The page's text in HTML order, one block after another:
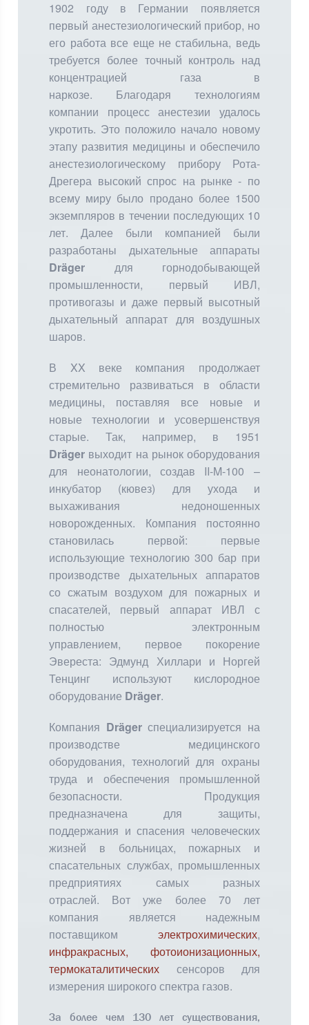
1902 году в Германии появляется
первый анестезиологический прибор, но
его работа все еще не стабильна, ведь
требуется более точный контроль над
концентрацией газа в
наркозе. Благодаря технологиям
компании процесс анестезии удалось
укротить. Это положило начало новому
этапу развития медицины и обеспечило
анестезиологическому прибору Рота-
Дрегера высокий спрос на рынке - по
всему миру было продано более 1500
экземпляров в течении последующих 10
лет. Далее были компанией были
разработаны дыхательные аппараты
Dräger для горнодобывающей
промышленности, первый ИВЛ,
противогазы и даже первый высотный
дыхательный аппарат для воздушных
шаров.
В XX веке компания продолжает
стремительно развиваться в области
медицины, поставляя все новые и
новые технологии и усовершенствуя
старые. Так, например, в 1951
Dräger выходит на рынок оборудования
для неонатологии, создав II-M-100 –
инкубатор (кювез) для ухода и
выхаживания недоношенных
новорожденных. Компания постоянно
становилась первой: первые
использующие технологию 300 бар при
производстве дыхательных аппаратов
со сжатым воздухом для пожарных и
спасателей, первый аппарат ИВЛ с
полностью электронным
управлением, первое покорение
Эвереста: Эдмунд Хиллари и Норгей
Тенцинг используют кислородное
оборудование Dräger.
Компания Drägerспециализируется на
производстве медицинского
оборудования, технологий для охраны
труда и обеспечения промышленной
безопасности. Продукция
предназначена для защиты,
поддержания и спасения человеческих
жизней в больницах, пожарных и
спасательных службах, промышленных
предприятиях самых разных
отраслей. Вот уже более 70 лет
компания является надежным
поставщиком электрохимических,
инфракрасных, фотоионизационных,
термокаталитических
сенсоров для
измерения широкого спектра газов.
За более чем 130 лет существования,